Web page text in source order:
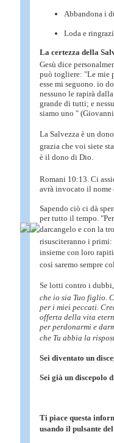
Abbandona i
Loda e
La certezza della
Gesù dice
può togliere: "Le mie
esse mi seguono. io
nessuno le rapirà
grande di tutti; e
siamo uno "
La Salvezza è un
grazia che voi siete
è il dono di Dio.
Romani 10:13. Ci
avrà invocato il nome
Sapendo ciò ci dà
per tutto il tempo.
darcangelo e con la
risusciteranno i primi:
insieme con loro
così saremo sempre
Se lotti contro i
che io sia Tuo figlio.
per i miei peccati.
offerta della vita
per perdonarmi e
che Tu abbia la
Sei diventato un
Sei già un discepolo
Ti piace questa
usando il pulsante